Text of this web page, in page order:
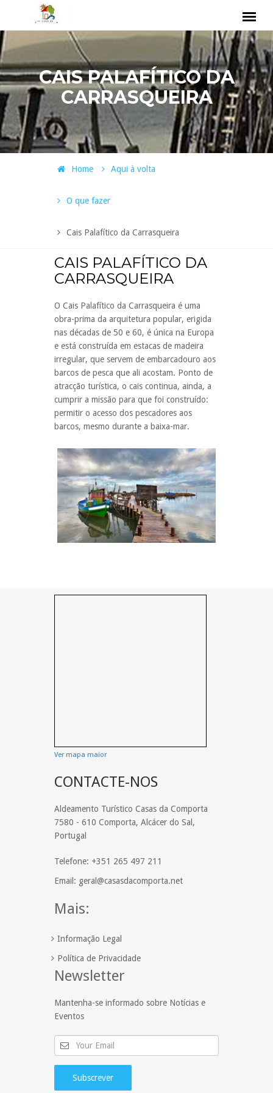
CAIS PALAFÍTICO DA
CARRASQUEIRA
Home Aqui à volta
O que fazer
Cais Palafítico da Carrasqueira
CAIS PALAFÍTICO DA
CARRASQUEIRA
O Cais Palafítico da Carrasqueira é uma
obra-prima da arquitetura popular, erigida
nas décadas de 50 e 60, é única na Europa
e está construída em estacas de madeira
irregular, que servem de embarcadouro aos
barcos de pesca que ali acostam. Ponto de
atracção turística, o cais continua, ainda, a
cumprir a missão para que foi construído:
permitir o acesso dos pescadores aos
barcos, mesmo durante a baixa-mar.
Ver mapa maior
CONTACTE-NOS
Aldeamento Turístico Casas da Comporta
7580 - 610 Comporta, Alcácer do Sal,
Portugal
Telefone: +351 265 497 211
Email: geral@casasdacomporta.net
Mais:
Informação Legal
Política de Privacidade
Newsletter
Mantenha-se informado sobre Notícias e
Eventos
Subscrever